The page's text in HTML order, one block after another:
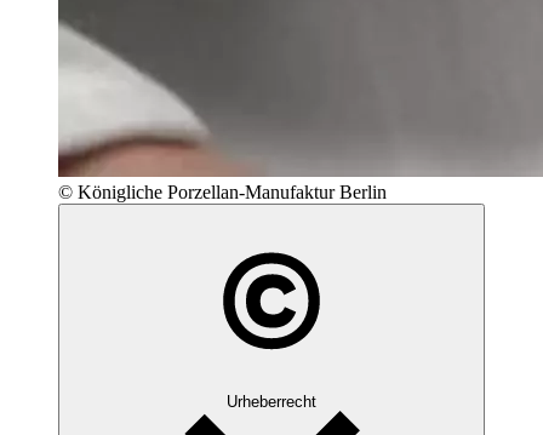
© Königliche Porzellan-Manufaktur Berlin
Urheberrecht